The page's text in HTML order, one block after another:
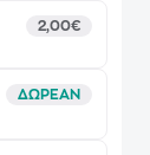
2,00€
ΔΩΡΕΑΝ